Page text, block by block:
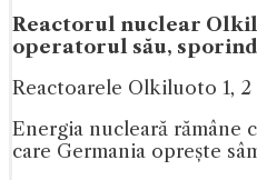
Reactorul nuclear
operatorul său,
Reactoarele Olkiluoto 1, 2
Energia nucleară rămâne
care Germania oprește